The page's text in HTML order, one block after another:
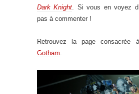
Dark Knight . Si vous en voyez
pas à commenter !
Retrouvez la page
Gotham